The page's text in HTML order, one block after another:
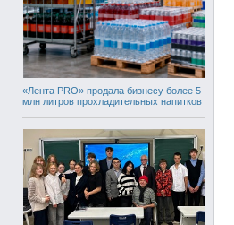
«Лента PRO» продала бизнесу более 5
млн литров прохладительных напитков